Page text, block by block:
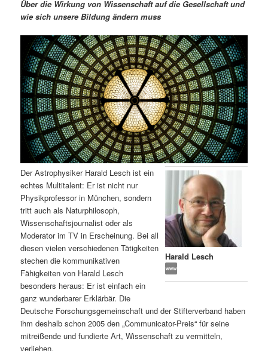
r
e
n
I
n
h
a
l
t
s
p
r
d
ä
r
e
n
I
n
h
a
l
t
s
n
a
a
t
i
o
n
Über die Wirkung von Wissenschaft auf die Gesellschaft und
wie sich unsere Bildung ändern muss
Harald Lesch
Der Astrophysiker Harald Lesch ist ein
echtes Multitalent: Er ist nicht nur
Physikprofessor in München, sondern
tritt auch als Naturphilosoph,
Wissenschaftsjournalist oder als
Moderator im TV in Erscheinung. Bei all
diesen vielen verschiedenen Tätigkeiten
stechen die kommunikativen
Fähigkeiten von Harald Lesch
besonders heraus: Er ist einfach ein
ganz wunderbarer Erklärbär. Die
Deutsche Forschungsgemeinschaft und der Stifterverband haben
ihm deshalb schon 2005 den „Communicator-Preis“ für seine
mitreißende und fundierte Art, Wissenschaft zu vermitteln,
verliehen.